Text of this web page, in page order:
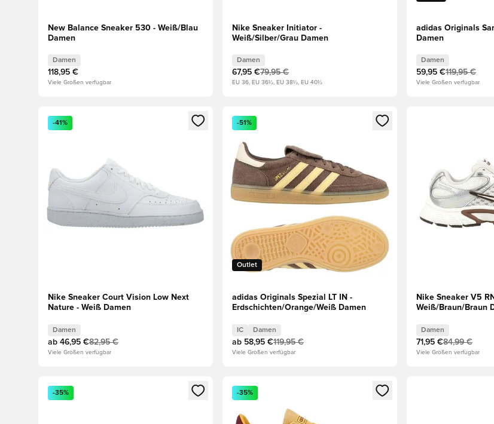
New Balance Sneaker 530 - Weiß/Blau
Damen
Damen
118,95 €
Viele Größen verfügbar
Nike Sneaker Initiator -
Weiß/Silber/Grau Damen
Damen
67,95 €79,95 €
EU 36, EU 36½, EU 38½, EU 40½
adidas Originals
Damen
Damen
59,95 €119,95 €
Viele Größen verfügbar
Öffnet ein neues Fenster zum Anmelden oder Registrieren als Mitglied
-41%
Nike Sneaker Court Vision Low Next
Nature - Weiß Damen
Damen
ab 46,95 €82,95 €
Viele Größen verfügbar
Öffnet ein neues Fenster zum Anmelden oder Registrieren als
Outlet
-51%
adidas Originals Spezial LT IN -
Erdschichten/Orange/Weiß Damen
IC Damen
ab 58,95 €119,95 €
Viele Größen verfügbar
Öffnet ein neues
Nike Sneaker V5
Weiß/Braun/Braun
Damen
71,95 €84,99 €
Viele Größen verfügbar
Öffnet ein neues Fenster zum Anmelden oder Registrieren als Mitglied
-35%
Öffnet ein neues Fenster zum Anmelden oder Registrieren als
-35%
Öffnet ein neues